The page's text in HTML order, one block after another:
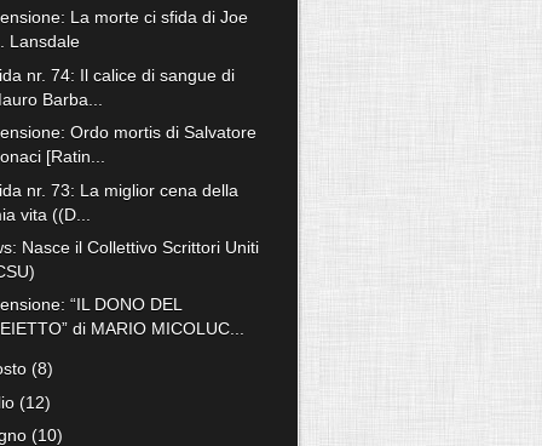
La morte ci sfida di Joe
Lansdale
nr. 74: Il calice di sangue di
Barba...
Ordo mortis di Salvatore
[Ratin...
nr. 73: La miglior cena della
vita ((D...
Nasce il Collettivo Scrittori Uniti
“IL DONO DEL
di MARIO MICOLUC...
(8)
(12)
(10)